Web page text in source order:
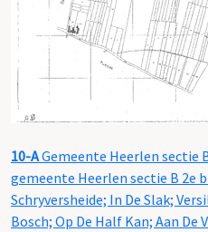
10-AGemeente Heerlen sectie
gemeente Heerlen sectie B 2e
Schryversheide; In De Slak;
Bosch; Op De Half Kan; Aan De